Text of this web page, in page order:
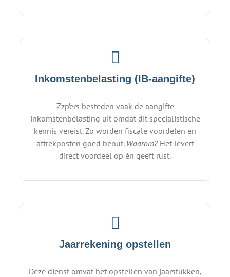
Inkomstenbelasting (IB-aangifte)
Zzp’ers besteden vaak de aangifte
inkomstenbelasting uit omdat dit specialistische
kennis vereist. Zo worden fiscale voordelen en
aftrekposten goed benut. Waarom?Het levert
direct voordeel op én geeft rust.
Jaarrekening opstellen
Deze dienst omvat het opstellen van jaarstukken,